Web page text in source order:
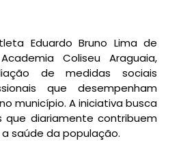
Eduardo Bruno Lima de
Coliseu Araguaia,
de medidas sociais
que desempenham
município. A iniciativa busca
que diariamente contribuem
saúde da população.